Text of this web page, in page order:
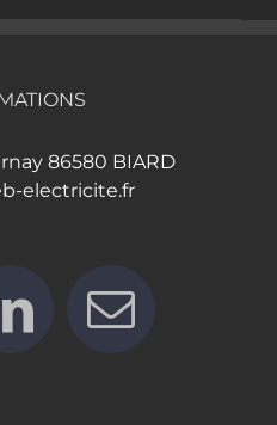
86580 BIARD
electricite.fr